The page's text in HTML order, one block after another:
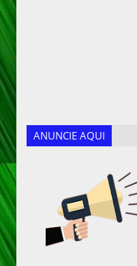
ANUNCIE AQUI